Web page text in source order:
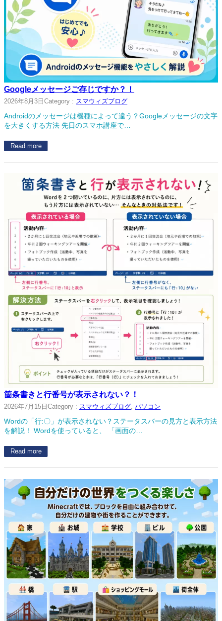
Googleメッセージご存じですか？！
2026年8月3日 Category : スマウィズブログ
Androidのメッセージは機種によって違う？Googleメッセージの文字
を大きくする方法 先日のスマホ講座で…
Read more
箇条書きと行番号が表示されない？！
2026年7月15日 Category : スマウィズブログ, パソコン
Wordの「行:〇」が表示されない？ステータスバーの見方と表示方法
を解説！ Wordを使っていると、 「画面の…
Read more